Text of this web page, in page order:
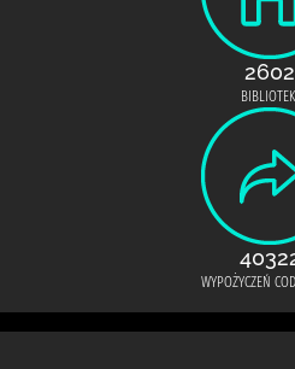
2602
WYPOŻYCZEŃ